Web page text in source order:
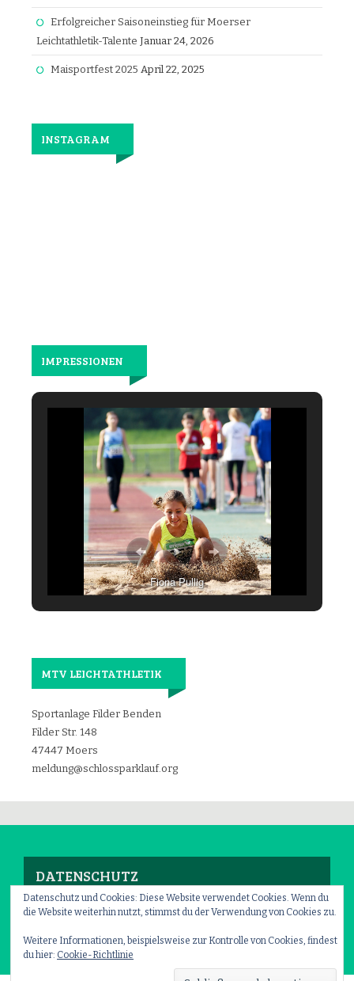
Erfolgreicher Saisoneinstieg für Moerser
Leichtathletik-Talente Januar 24, 2026
Maisportfest 2025 April 22, 2025
INSTAGRAM
IMPRESSIONEN
Fiona Pullig
MTV LEICHTATHLETIK
Sportanlage Filder Benden
Filder Str. 148
47447 Moers
meldung@schlossparklauf.org
DATENSCHUTZ
Impressum–Datenschutz
Datenschutz und Cookies: Diese Website verwendet Cookies. Wenn du
die Website weiterhin nutzt, stimmst du der Verwendung von Cookies zu.
Weitere Informationen, beispielsweise zur Kontrolle von Cookies, findest
du hier: Cookie-Richtlinie